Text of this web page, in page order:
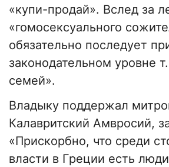
«купи-продай». Вслед за
«гомосексуального
обязательно последует
законодательном уровне
семей».
Владыку поддержал
Калавритский Амвросий,
«Прискорбно, что среди
власти в Греции есть